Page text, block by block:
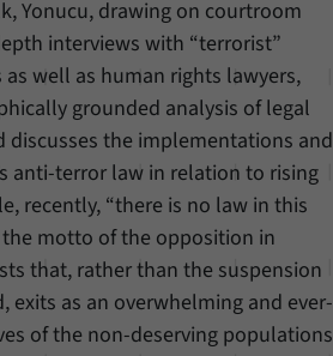
Yonucu, drawing on courtroom
interviews with “terrorist”
well as human rights lawyers,
grounded analysis of legal
discusses the implementations and
anti-terror law in relation to rising
recently, “there is no law in this
motto of the opposition in
that, rather than the suspension
exits as an overwhelming and ever-
of the non-deserving populations
Betreiber dies
von
Besucher
Internetseite